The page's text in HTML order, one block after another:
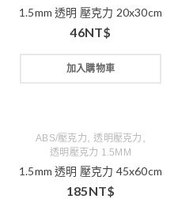
1.5mm 透明 壓克力 20x30cm
46NT$
加入購物車
ABS/壓克力 ,透明壓克力
透明壓克力 1.5MM
1.5mm 透明 壓克力 45x60cm
185NT$